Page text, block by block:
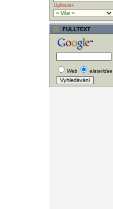
Upřesnit+
FULLTEXT
Web elateridae